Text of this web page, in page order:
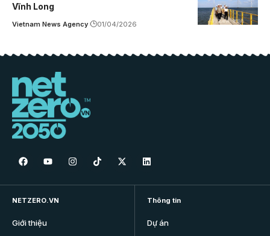
Vĩnh Long
Vietnam News Agency 01/04/2026
NETZERO.VN
Giới thiệu
Thông tin
Dự án